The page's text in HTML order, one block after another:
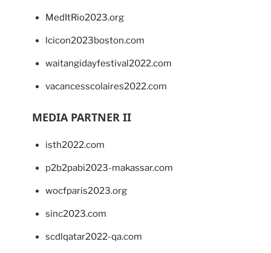
MedItRio2023.org
lcicon2023boston.com
waitangidayfestival2022.com
vacancesscolaires2022.com
MEDIA PARTNER II
isth2022.com
p2b2pabi2023-makassar.com
wocfparis2023.org
sinc2023.com
scdlqatar2022-qa.com